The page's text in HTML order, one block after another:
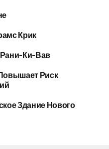
Крик
Ки-Вав
Риск
Здание Нового